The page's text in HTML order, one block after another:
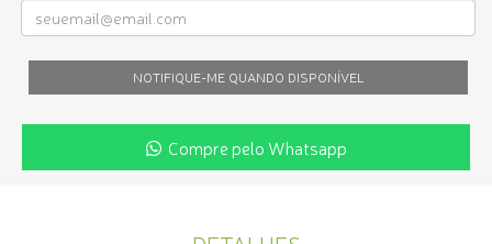
NOTIFIQUE-ME QUANDO DISPONÍVEL
Compre pelo Whatsapp